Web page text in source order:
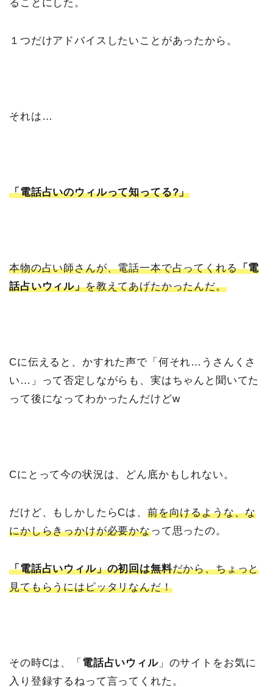
ることにした。
１つだけアドバイスしたいことがあったから。
それは…
「電話占いのウィルって知ってる?」
本物の占い師さんが、電話一本で占ってくれる「電
話占いウィル」を教えてあげたかったんだ。
Cに伝えると、かすれた声で「何それ…うさんくさ
い…」って否定しながらも、実はちゃんと聞いてた
って後になってわかったんだけどw
Cにとって今の状況は、どん底かもしれない。
だけど、もしかしたらCは、 前を向けるような、な
にかしらきっかけが必要かなって思ったの。
「電話占いウィル」の初回は無料だから、ちょっと
見てもらうにはピッタリなんだ！
その時Cは、「 電話占いウィル」のサイトをお気に
入り登録するねって言ってくれた。